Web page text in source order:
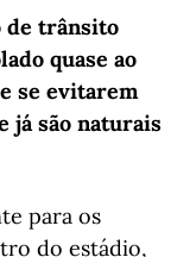
de trânsito
quase ao
se evitarem
já são naturais
para os
do estádio,